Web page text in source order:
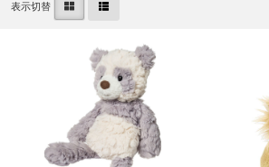
表示切替